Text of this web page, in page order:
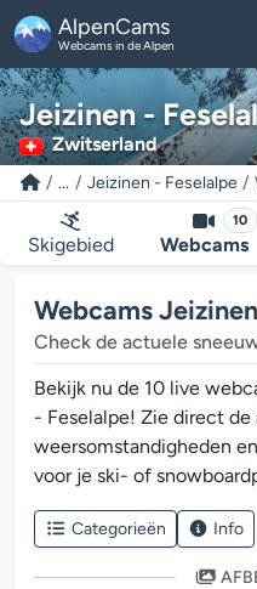
AlpenCams
Webcams in de Alpen
Jeizinen -
Zwitserland
... Jeizinen - Feselalpe
Skigebied
10
Webcams
Webcams
Check de actuele
Bekijk nu de 10 live
- Feselalpe! Zie direct
weersomstandigheden
voor je ski- of
Categorieën Info